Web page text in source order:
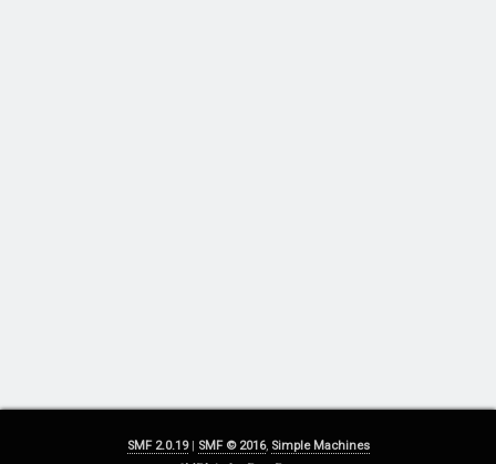
SMF 2.0.19| SMF © 2016, Simple Machines